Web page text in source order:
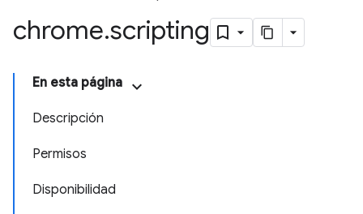
chrome.scripting
En esta página
Descripción
Permisos
Disponibilidad